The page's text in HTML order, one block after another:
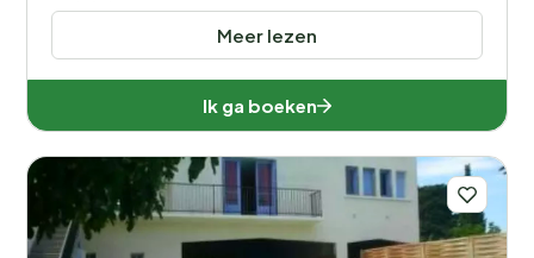
Meer lezen
Ik ga boeken